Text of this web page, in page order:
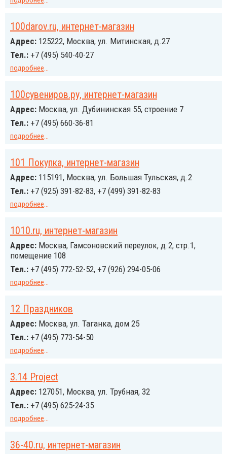
100darov.ru, интернет-магазин
Адрес: 125222, Москва, ул. Митинская, д.27
Тел.: +7 (495) 540-40-27
подробнее...
100сувениров.ру, интернет-магазин
Адрес: Москва, ул. Дубининская 55, строение 7
Тел.: +7 (495) 660-36-81
подробнее...
101 Покупка, интернет-магазин
Адрес: 115191, Москва, ул. Большая Тульская, д.2
Тел.: +7 (925) 391-82-83, +7 (499) 391-82-83
подробнее...
1010.ru, интернет-магазин
Адрес: Москва, Гамсоновский переулок, д.2, стр.1,
помещение 108
Тел.: +7 (495) 772-52-52, +7 (926) 294-05-06
подробнее...
12 Праздников
Адрес: Москва, ул. Таганка, дом 25
Тел.: +7 (495) 773-54-50
подробнее...
3.14 Project
Адрес: 127051, Москва, ул. Трубная, 32
Тел.: +7 (495) 625-24-35
подробнее...
36-40.ru, интернет-магазин